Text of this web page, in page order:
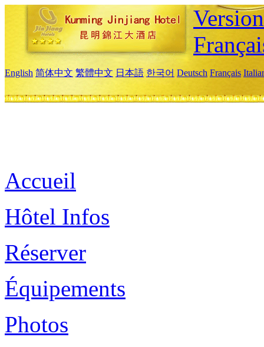
English 简体中文 繁體中文 日本語 한국어 Deutsch Français
Accueil
Hôtel Infos
Réserver
Équipements
Photos